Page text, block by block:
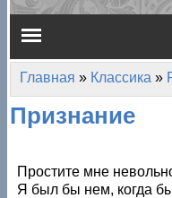
Главное меню
Вы здесь
Главная » Классика »
Признание
Простите мне
Я был бы нем, когда